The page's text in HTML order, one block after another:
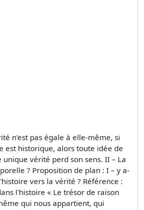
n'est pas égale à elle-même, si
est historique, alors toute idée de
vérité perd son sens. II – La
? Proposition de plan : I – y a-
vers la vérité ? Référence :
l'histoire « Le trésor de raison
qui nous appartient, qui